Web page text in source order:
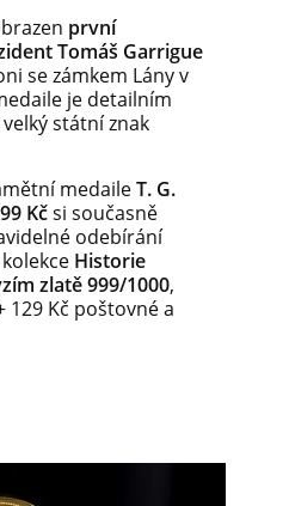
první
Tomáš Garrigue
se zámkem Lány v
je detailním
státní znak
medaileT. G.
Kčsi současně
odebírání
Historie
zlatě 999/1000,
129 Kč poštovné a